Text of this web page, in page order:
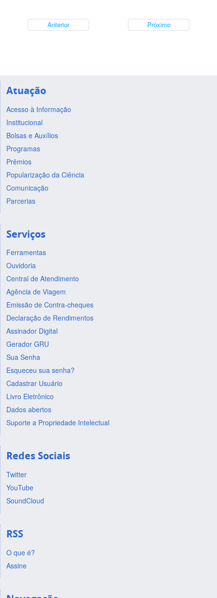
Anterior Próximo
Atuação
Acesso à Informação
Institucional
Bolsas e Auxílios
Programas
Prêmios
Popularização da Ciência
Comunicação
Parcerias
Serviços
Ferramentas
Ouvidoria
Central de Atendimento
Agência de Viagem
Emissão de Contra-cheques
Declaração de Rendimentos
Assinador Digital
Gerador GRU
Sua Senha
Esqueceu sua senha?
Cadastrar Usuário
Livro Eletrônico
Dados abertos
Suporte a Propriedade Intelectual
Redes Sociais
Twitter
YouTube
SoundCloud
RSS
O que é?
Assine